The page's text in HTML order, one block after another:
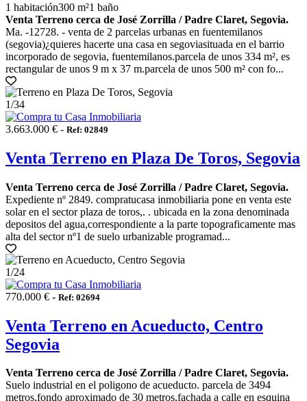
1 habitación300 m²1 baño
Venta Terreno cerca de José Zorrilla / Padre Claret, Segovia.
Ma. -12728. - venta de 2 parcelas urbanas en fuentemilanos
(segovia)¿quieres hacerte una casa en segoviasituada en el barrio
incorporado de segovia, fuentemilanos.parcela de unos 334 m², es
rectangular de unos 9 m x 37 m.parcela de unos 500 m² con fo...
1/34
3.663.000 € - Ref: 02849
Venta Terreno en Plaza De Toros, Segovia
Venta Terreno cerca de José Zorrilla / Padre Claret, Segovia.
Expediente nº 2849. compratucasa inmobiliaria pone en venta este
solar en el sector plaza de toros,. . ubicada en la zona denominada
depositos del agua,correspondiente a la parte topograficamente mas
alta del sector nº1 de suelo urbanizable programad...
1/24
770.000 € - Ref: 02694
Venta Terreno en Acueducto, Centro
Segovia
Venta Terreno cerca de José Zorrilla / Padre Claret, Segovia.
Suelo industrial en el poligono de acueducto. parcela de 3494
metros,fondo aproximado de 30 metros,fachada a calle en esquina